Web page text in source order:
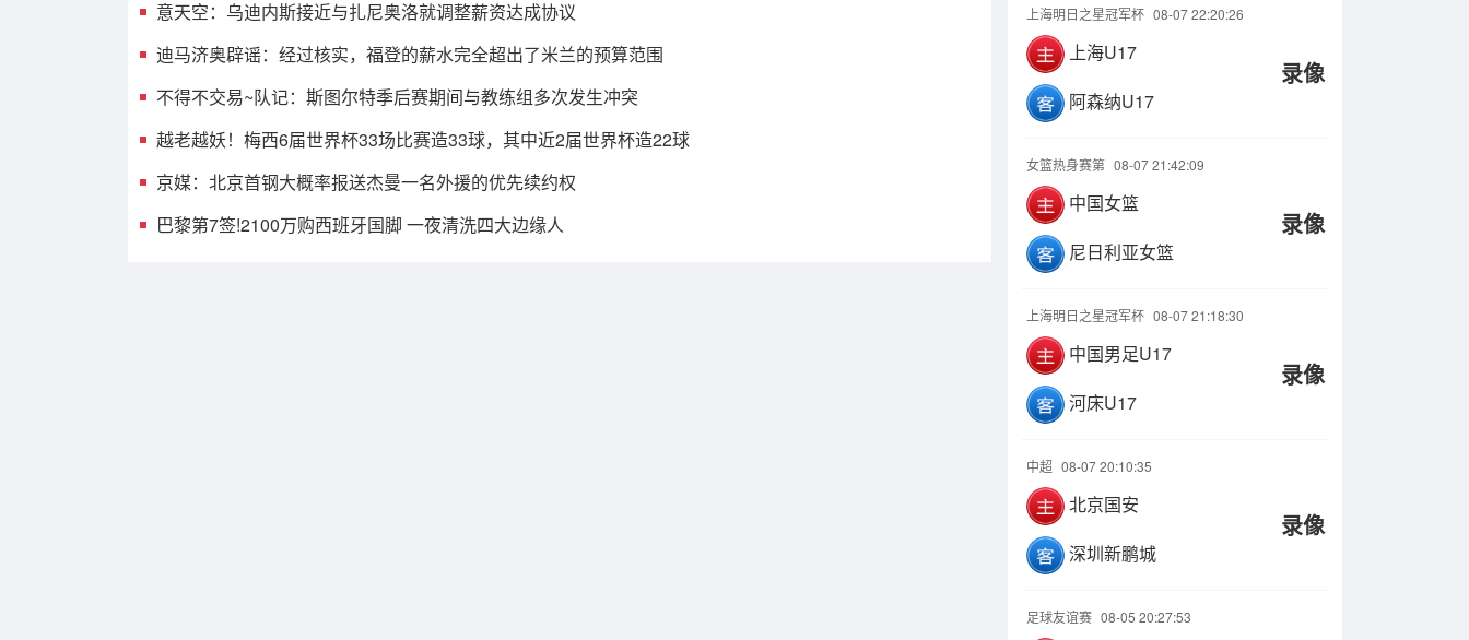
意天空：乌迪内斯接近与扎尼奥洛就调整薪资达成协议
迪马济奥辟谣：经过核实，福登的薪水完全超出了米兰的预算范围
不得不交易~队记：斯图尔特季后赛期间与教练组多次发生冲突
越老越妖！梅西6届世界杯33场比赛造33球，其中近2届世界杯造22球
京媒：北京首钢大概率报送杰曼一名外援的优先续约权
巴黎第7签!2100万购西班牙国脚 一夜清洗四大边缘人
上海明日之星冠军杯 08-07 22:20:26
上海U17
阿森纳U17
录像
女篮热身赛第 08-07 21:42:09
中国女篮
尼日利亚女篮
录像
上海明日之星冠军杯 08-07 21:18:30
中国男足U17
河床U17
录像
中超 08-07 20:10:35
北京国安
深圳新鹏城
录像
足球友谊赛 08-05 20:27:53